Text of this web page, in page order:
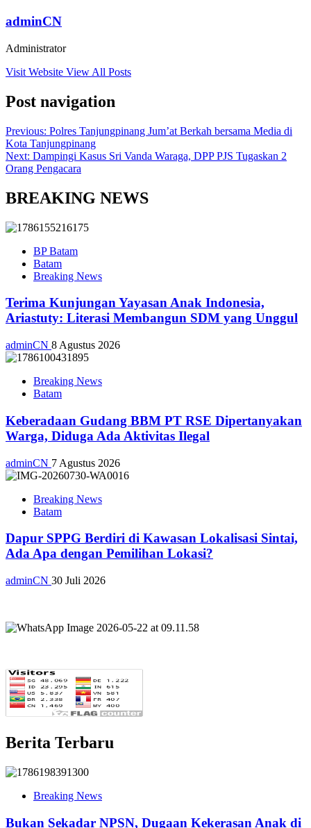
adminCN
Administrator
Visit Website View All Posts
Post navigation
Previous: Polres Tanjungpinang Jum’at Berkah bersama Media di
Kota Tanjungpinang
Next: Dampingi Kasus Sri Vanda Waraga, DPP PJS Tugaskan 2
Orang Pengacara
BREAKING NEWS
BP Batam
Batam
Breaking News
Terima Kunjungan Yayasan Anak Indonesia,
Ariastuty: Literasi Membangun SDM yang Unggul
adminCN 8 Agustus 2026
Breaking News
Batam
Keberadaan Gudang BBM PT RSE Dipertanyakan
Warga, Diduga Ada Aktivitas Ilegal
adminCN 7 Agustus 2026
Breaking News
Batam
Dapur SPPG Berdiri di Kawasan Lokalisasi Sintai,
Ada Apa dengan Pemilihan Lokasi?
adminCN 30 Juli 2026
Berita Terbaru
Breaking News
Bukan Sekadar NPSN, Dugaan Kekerasan Anak di